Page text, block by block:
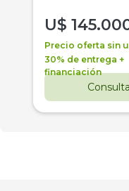
U$
Precio oferta sin
30% de entrega +
financiación